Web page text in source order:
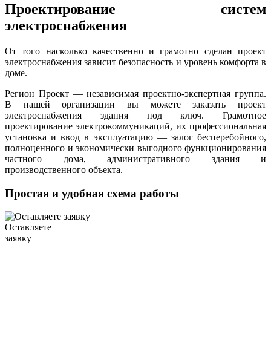
Проектирование систем
электроснабжения
От того насколько качественно и грамотно сделан проект
электроснабжения зависит безопасность и уровень комфорта в
доме.
Регион Проект — независимая проектно-экспертная группа.
В нашей организации вы можете заказать проект
электроснабжения здания под ключ. Грамотное
проектирование электрокоммуникаций, их профессиональная
установка и ввод в эксплуатацию — залог бесперебойного,
полноценного и экономически выгодного функционирования
частного дома, административного здания и
производственного объекта.
Простая и удобная схема работы
Оставляете
заявку